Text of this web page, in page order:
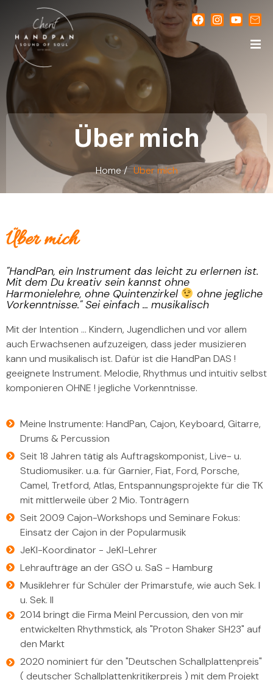
Über mich
Über mich​
Home / Über mich
Über mich
"HandPan, ein Instrument das leicht zu erlernen ist.
Mit dem Du kreativ sein kannst ohne
Harmonielehre, ohne Quintenzirkel
ohne jegliche
Vorkenntnisse." Sei einfach ... musikalisch
Mit der Intention … Kindern, Jugendlichen und vor allem
auch Erwachsenen aufzuzeigen, dass jeder musizieren
kann und musikalisch ist. Dafür ist die HandPan DAS !
geeignete Instrument. Melodie, Rhythmus und intuitiv selbst
komponieren OHNE ! jegliche Vorkenntnisse.
Meine Instrumente: HandPan, Cajon, Keyboard, Gitarre,
Drums & Percussion
Seit 18 Jahren tätig als Auftragskomponist, Live- u.
Studiomusiker. u.a. für Garnier, Fiat, Ford, Porsche,
Camel, Tretford, Atlas, Entspannungsprojekte für die TK
mit mittlerweile über 2 Mio. Tonträgern
Seit 2009 Cajon-Workshops und Seminare Fokus:
Einsatz der Cajon in der Popularmusik
JeKI-Koordinator - JeKI-Lehrer
Lehraufträge an der GSÖ u. SaS - Hamburg
Musiklehrer für Schüler der Primarstufe, wie auch Sek. I
u. Sek. II
2014 bringt die Firma Meinl Percussion, den von mir
entwickelten Rhythmstick, als "Proton Shaker SH23" auf
den Markt
2020 nominiert für den "Deutschen Schallplattenpreis"
( deutscher Schallplattenkritikerpreis ) mit dem Projekt